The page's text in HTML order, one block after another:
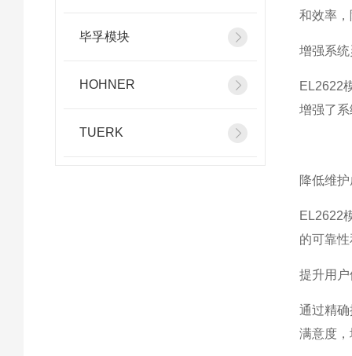
毕孚模块
HOHNER
TUERK
和效率
增强系
EL2622
增强了
降低维
EL2622
的可靠
提升用
通过精
满意度